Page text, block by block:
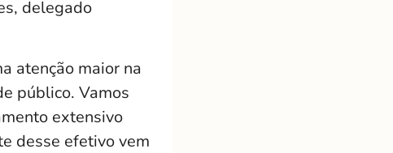
delegado
atenção maior na
público. Vamos
extensivo
desse efetivo vem